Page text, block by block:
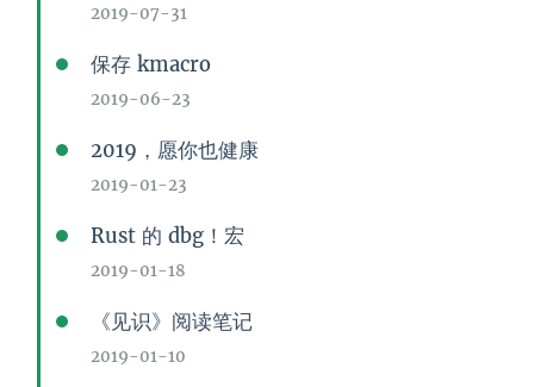
2019-07-31
保存 kmacro
2019-06-23
2019，愿你也健康
2019-01-23
Rust 的 dbg！宏
2019-01-18
《见识》阅读笔记
2019-01-10